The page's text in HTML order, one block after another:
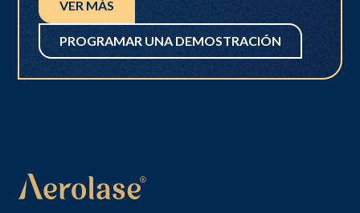
VER MÁS
PROGRAMAR UNA DEMOSTRACIÓN